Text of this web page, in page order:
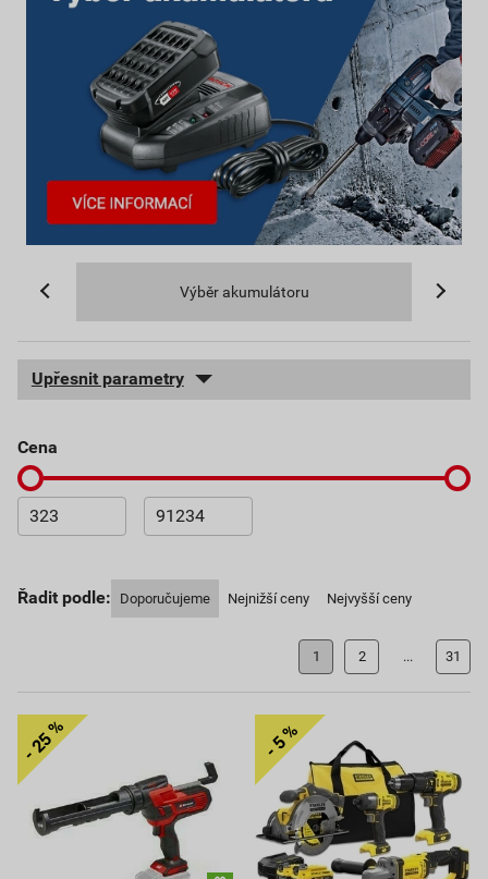
Výběr akumulátoru
Upřesnit parametry
cena
Řadit podle: Doporučujeme Nejnižší ceny Nejvyšší ceny
1 2 ... 31